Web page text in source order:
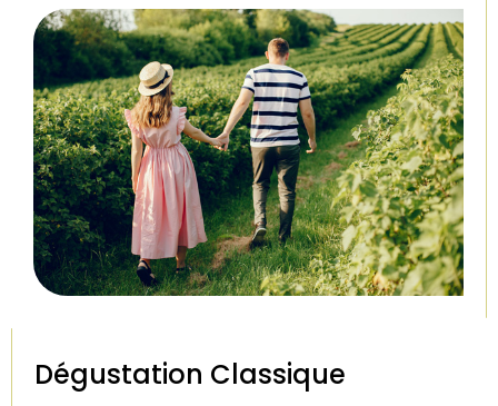
Dégustation Classique